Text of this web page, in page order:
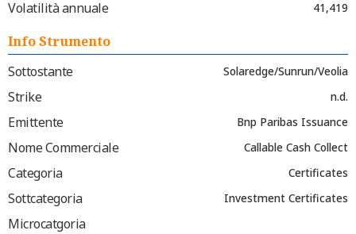
Volatilità annuale 41,419
Info Strumento
Sottostante
Solaredge/Sunrun/Veolia
Strike n.d.
Emittente Bnp Paribas Issuance
Nome Commerciale Callable Cash Collect
Categoria Certificates
Sottcategoria Investment Certificates
Microcatgoria